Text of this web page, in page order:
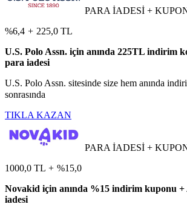
PARA İADESİ +
%6,4 + 225,0 TL
U.S. Polo Assn. için anında 225TL indirim
para iadesi
U.S. Polo Assn. sitesinde size hem anında
sonrasında
TIKLA KAZAN
PARA İADESİ +
1000,0 TL + %15,0
Novakid için anında %15 indirim kuponu
iadesi